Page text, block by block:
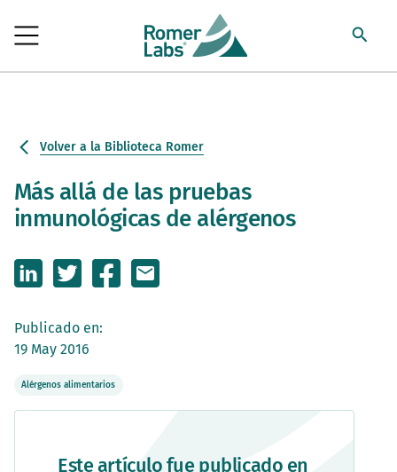
Volver a la Biblioteca Romer
Más allá de las pruebas
inmunológicas de alérgenos
Publicado en:
19 May 2016
Alérgenos alimentarios
Este artículo fue publicado en